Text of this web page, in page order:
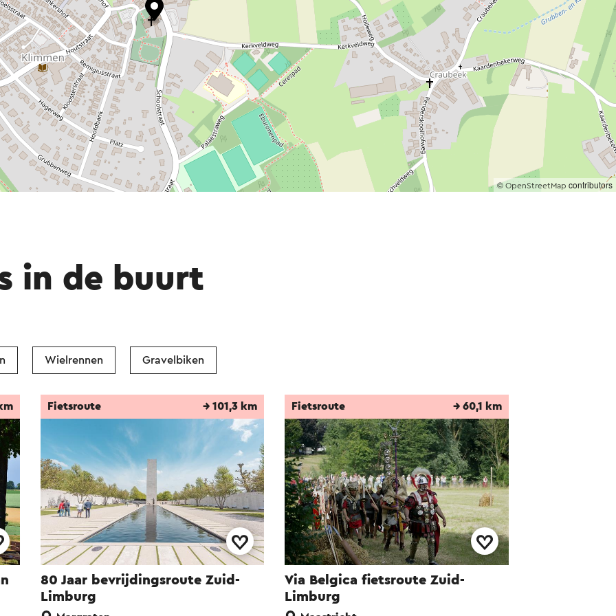
vermoedelijk uit de tweede helft van de vijftiende eeuw. Het is
planken. Het middenpaneel toont de kruisiging op de
paneel de kruisdraging en het rechter paneel de
toestand toont de linkerhelft de graflegging en de
het offer van Abraham en rechts Melchisedech. In het bovenste
links het Laatste Avondmaal en rechts, de Wonderbaarlijke
in 1984 zijn de in de Maria kapel oorspronkelijke ornamenten
uit Roermond, die in de jaren 60 waren overgeschilderd
Het Maria altaar dateert van ongeveer 1907.
werden in 1852 geschonken door Anna Catharina Brouns
geschilderd door atelier Goossens uit Meeswijk (B).
de zeshoekige eikenhouten preekstoel uit 1681.
©OpenStreetMap contributors
in de buurt
Wielrennen Gravelbiken
80 Jaar bevrijdingsroute Zuid-
Limburg
Fietsroute → 101,3 km
Via Belgica fietsroute Zuid-
Limburg
Fietsroute → 60,1 km